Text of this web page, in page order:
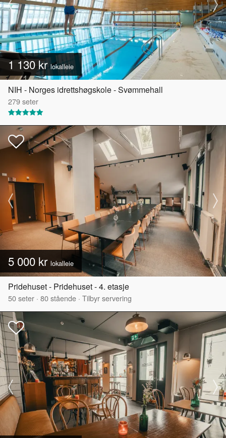
1 130 kr lokalleie
NIH - Norges idrettshøgskole - Svømmehall
279seter
5 000 kr lokalleie
Pridehuset - Pridehuset - 4. etasje
50seter · 80stående · Tilbyr servering